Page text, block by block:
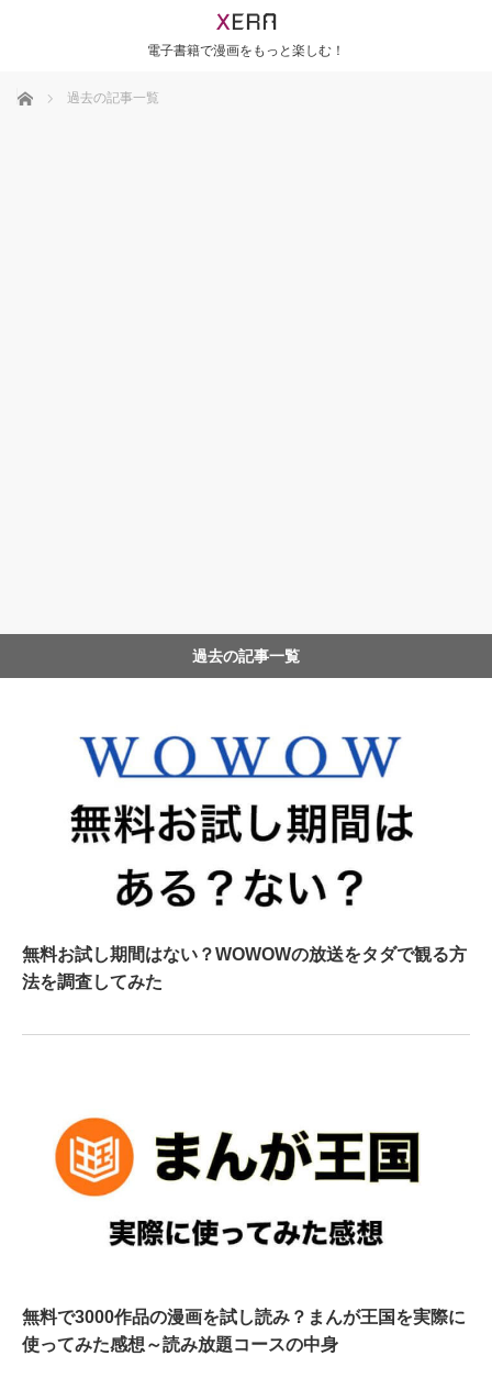
電子書籍で漫画をもっと楽しむ！
ホーム 過去の記事一覧
過去の記事一覧
無料お試し期間はない？WOWOWの放送をタダで観る方
法を調査してみた
無料で3000作品の漫画を試し読み？まんが王国を実際に
使ってみた感想～読み放題コースの中身